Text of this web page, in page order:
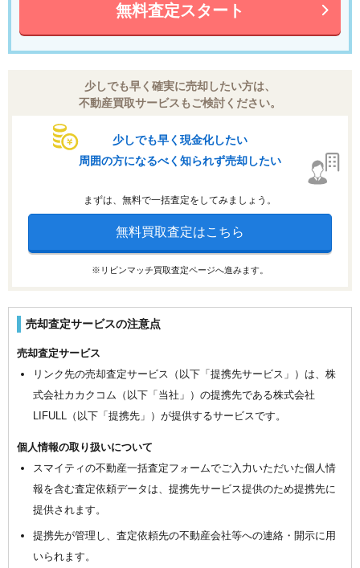
無料査定スタート
少しでも早く確実に売却したい方は、
不動産買取サービスもご検討ください。
少しでも早く現金化したい
周囲の方になるべく知られず売却したい
まずは、無料で一括査定をしてみましょう。
無料買取査定はこちら
※リビンマッチ買取査定ページへ進みます。
売却査定サービスの注意点
売却査定サービス
リンク先の売却査定サービス（以下「提携先サービス」）は、株
式会社カカクコム（以下「当社」）の提携先である株式会社
LIFULL（以下「提携先」）が提供するサービスです。
個人情報の取り扱いについて
スマイティの不動産一括査定フォームでご入力いただいた個人情
報を含む査定依頼データは、提携先サービス提供のため提携先に
提供されます。
提携先が管理し、査定依頼先の不動産会社等への連絡・開示に用
いられます。